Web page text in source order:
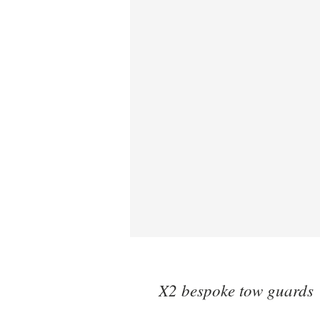
X2 bespoke tow guards